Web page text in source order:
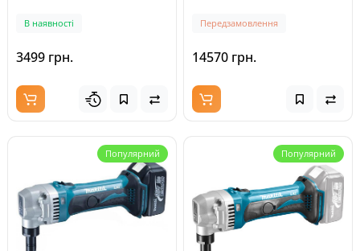
В наявності
3499 грн.
Передзамовлення
14570 грн.
Популярний Популярний